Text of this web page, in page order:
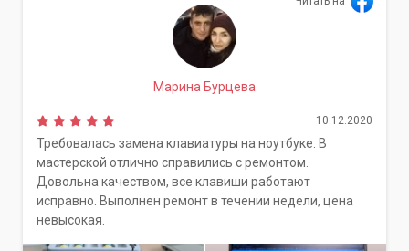
Марина Бурцева
10.12.2020
Требовалась замена клавиатуры на ноутбуке. В
мастерской отлично справились с ремонтом.
Довольна качеством, все клавиши работают
исправно. Выполнен ремонт в течении недели, цена
невысокая.